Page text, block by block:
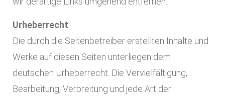
Urheberrecht
Die durch die Seitenbetreiber erstellten Inhalte und
Werke auf diesen Seiten unterliegen dem
deutschen Urheberrecht. Die Vervielfältigung,
Bearbeitung, Verbreitung und jede Art der